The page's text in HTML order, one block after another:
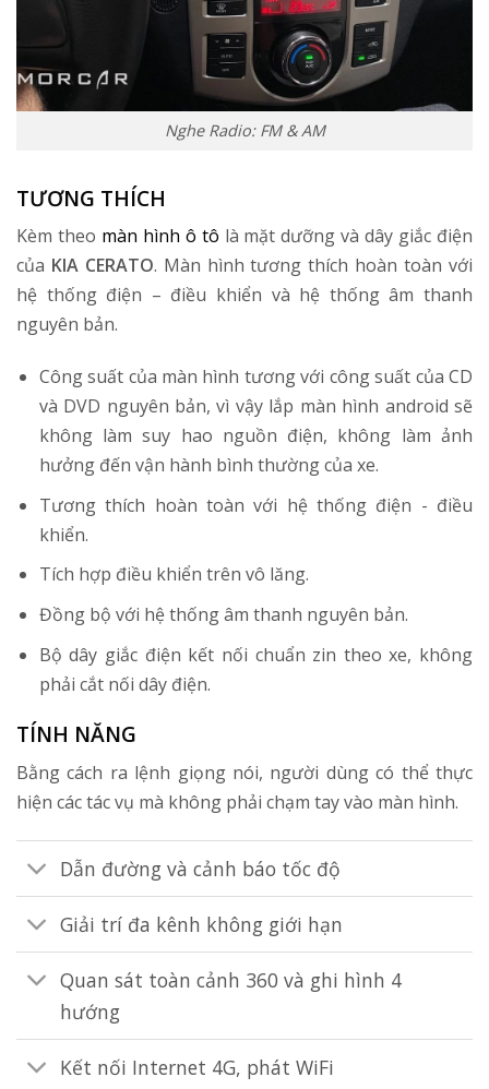
Nghe Radio: FM & AM
TƯƠNG THÍCH
Kèm theo màn hình ô tô là mặt dưỡng và dây giắc điện
của KIA CERATO. Màn hình tương thích hoàn toàn với
hệ thống điện – điều khiển và hệ thống âm thanh
nguyên bản.
Công suất của màn hình tương với công suất của CD
và DVD nguyên bản, vì vậy lắp màn hình android sẽ
không làm suy hao nguồn điện, không làm ảnh
hưởng đến vận hành bình thường của xe.
Tương thích hoàn toàn với hệ thống điện - điều
khiển.
Tích hợp điều khiển trên vô lăng.
Đồng bộ với hệ thống âm thanh nguyên bản.
Bộ dây giắc điện kết nối chuẩn zin theo xe, không
phải cắt nối dây điện.
TÍNH NĂNG
Bằng cách ra lệnh giọng nói, người dùng có thể thực
hiện các tác vụ mà không phải chạm tay vào màn hình.
Dẫn đường và cảnh báo tốc độ
Giải trí đa kênh không giới hạn
Quan sát toàn cảnh 360 và ghi hình 4
hướng
Kết nối Internet 4G, phát WiFi